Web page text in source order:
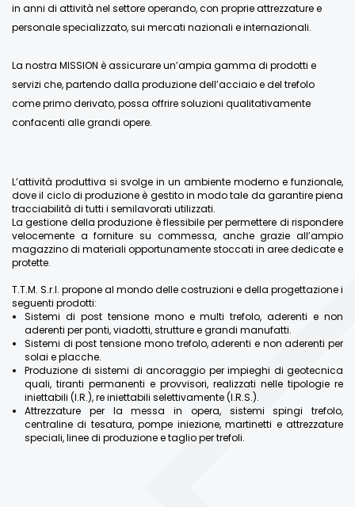
in anni di attività nel settore operando, con proprie attrezzature e
personale specializzato, sui mercati nazionali e internazionali.
La nostra MISSION è assicurare un’ampia gamma di prodotti e
servizi che, partendo dalla produzione dell’acciaio e del trefolo
come primo derivato, possa offrire soluzioni qualitativamente
confacenti alle grandi opere.
L’attività produttiva si svolge in un ambiente moderno e funzionale,
dove il ciclo di produzione è gestito in modo tale da garantire piena
tracciabilità di tutti i semilavorati utilizzati.
La gestione della produzione è flessibile per permettere di rispondere
velocemente a forniture su commessa, anche grazie all’ampio
magazzino di materiali opportunamente stoccati in aree dedicate e
protette.
T.T.M. S.r.l. propone al mondo delle costruzioni e della progettazione i
seguenti prodotti:
Sistemi di post tensione mono e multi trefolo, aderenti e non
aderenti per ponti, viadotti, strutture e grandi manufatti.
Sistemi di post tensione mono trefolo, aderenti e non aderenti per
solai e placche.
Produzione di sistemi di ancoraggio per impieghi di geotecnica
quali, tiranti permanenti e provvisori, realizzati nelle tipologie re
iniettabili (I.R.), re iniettabili selettivamente (I.R.S.).
Attrezzature per la messa in opera, sistemi spingi trefolo,
centraline di tesatura, pompe iniezione, martinetti e attrezzature
speciali, linee di produzione e taglio per trefoli.